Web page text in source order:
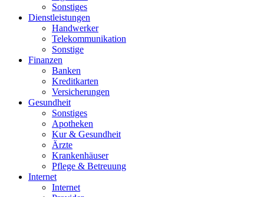
Sonstiges
Dienstleistungen
Handwerker
Telekommunikation
Sonstige
Finanzen
Banken
Kreditkarten
Versicherungen
Gesundheit
Sonstiges
Apotheken
Kur & Gesundheit
Ärzte
Krankenhäuser
Pflege & Betreuung
Internet
Internet